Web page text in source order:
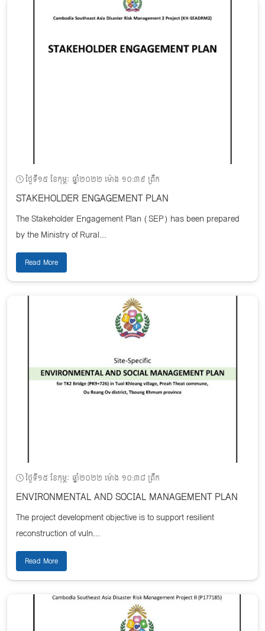
ថ្ងៃទី១៥ ខែកុម្ភៈ ឆ្នាំ២០២២ ម៉ោង ១០:៣៩ ព្រឹក
STAKEHOLDER ENGAGEMENT PLAN
The Stakeholder Engagement Plan (SEP) has been prepared
by the Ministry of Rural...
Read More
ថ្ងៃទី១៥ ខែកុម្ភៈ ឆ្នាំ២០២២ ម៉ោង ១០:៣៨ ព្រឹក
ENVIRONMENTAL AND SOCIAL MANAGEMENT PLAN
The project development objective is to support resilient
reconstruction of vuln...
Read More